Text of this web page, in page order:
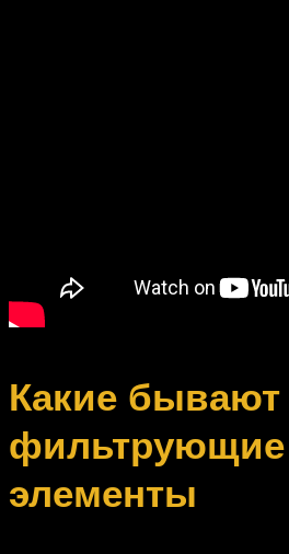
Какие бывают
фильтрующие
элементы